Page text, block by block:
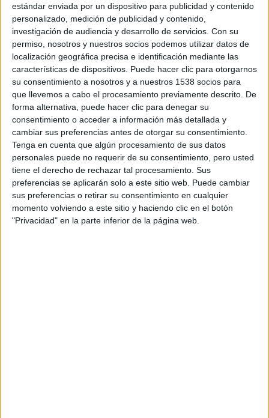
estándar enviada por un dispositivo para publicidad y contenido
personalizado, medición de publicidad y contenido,
investigación de audiencia y desarrollo de servicios. Con su
permiso, nosotros y nuestros socios podemos utilizar datos de
localización geográfica precisa e identificación mediante las
características de dispositivos. Puede hacer clic para otorgarnos
su consentimiento a nosotros y a nuestros 1538 socios para
que llevemos a cabo el procesamiento previamente descrito. De
forma alternativa, puede hacer clic para denegar su
consentimiento o acceder a información más detallada y
cambiar sus preferencias antes de otorgar su consentimiento.
Tenga en cuenta que algún procesamiento de sus datos
personales puede no requerir de su consentimiento, pero usted
tiene el derecho de rechazar tal procesamiento. Sus
preferencias se aplicarán solo a este sitio web. Puede cambiar
sus preferencias o retirar su consentimiento en cualquier
momento volviendo a este sitio y haciendo clic en el botón
"Privacidad" en la parte inferior de la página web.
asesinato. Hank decide investigar para descubrir la verdad
y retomar la relación con la familia de la que se separó
hace años.
El reparto deThe Judgelo completanLeighton Meester,
Vera Farmiga, Vincent D’Onofrio, Dax Shepard, Jeremy
StrongyBilly Bob Thornton,y su estreno está previsto en
USA para el 10 de octubre del 2014.